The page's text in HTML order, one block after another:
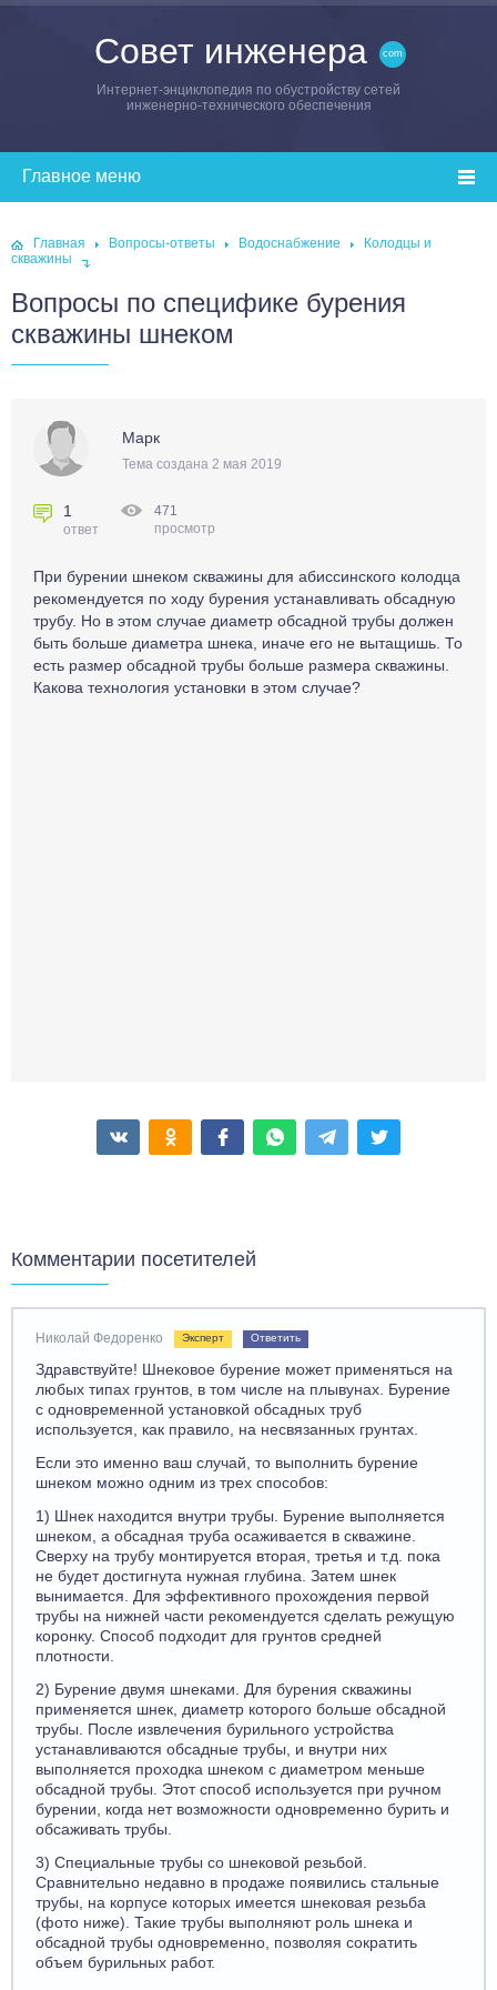
Совет инженера
Интернет-энциклопедия по обустройству сетей
инженерно-технического обеспечения
Главная Вопросы-ответы Водоснабжение
Колодцы и
скважины
Вопросы по специфике бурения
скважины шнеком
Марк
Тема создана 2 мая 2019
1
ответ
471
просмотр
При бурении шнеком скважины для абиссинского колодца
рекомендуется по ходу бурения устанавливать обсадную
трубу. Но в этом случае диаметр обсадной трубы должен
быть больше диаметра шнека, иначе его не вытащишь. То
есть размер обсадной трубы больше размера скважины.
Какова технология установки в этом случае?
Комментарии посетителей
Николай Федоренко Эксперт Ответить
Здравствуйте! Шнековое бурение может применяться на
любых типах грунтов, в том числе на плывунах. Бурение
с одновременной установкой обсадных труб
используется, как правило, на несвязанных грунтах.
Если это именно ваш случай, то выполнить бурение
шнеком можно одним из трех способов:
1) Шнек находится внутри трубы. Бурение выполняется
шнеком, а обсадная труба осаживается в скважине.
Сверху на трубу монтируется вторая, третья и т.д. пока
не будет достигнута нужная глубина. Затем шнек
вынимается. Для эффективного прохождения первой
трубы на нижней части рекомендуется сделать режущую
коронку. Способ подходит для грунтов средней
плотности.
2) Бурение двумя шнеками. Для бурения скважины
применяется шнек, диаметр которого больше обсадной
трубы. После извлечения бурильного устройства
устанавливаются обсадные трубы, и внутри них
выполняется проходка шнеком с диаметром меньше
обсадной трубы. Этот способ используется при ручном
бурении, когда нет возможности одновременно бурить и
обсаживать трубы.
3) Специальные трубы со шнековой резьбой.
Сравнительно недавно в продаже появились стальные
трубы, на корпусе которых имеется шнековая резьба
(фото ниже). Такие трубы выполняют роль шнека и
обсадной трубы одновременно, позволяя сократить
объем бурильных работ.